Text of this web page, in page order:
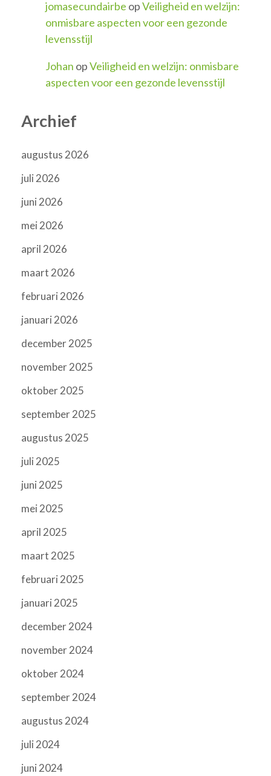
jomasecundairbe opVeiligheid en welzijn:
onmisbare aspecten voor een gezonde
levensstijl
Johan opVeiligheid en welzijn: onmisbare
aspecten voor een gezonde levensstijl
Archief
augustus 2026
juli 2026
juni 2026
mei 2026
april 2026
maart 2026
februari 2026
januari 2026
december 2025
november 2025
oktober 2025
september 2025
augustus 2025
juli 2025
juni 2025
mei 2025
april 2025
maart 2025
februari 2025
januari 2025
december 2024
november 2024
oktober 2024
september 2024
augustus 2024
juli 2024
juni 2024